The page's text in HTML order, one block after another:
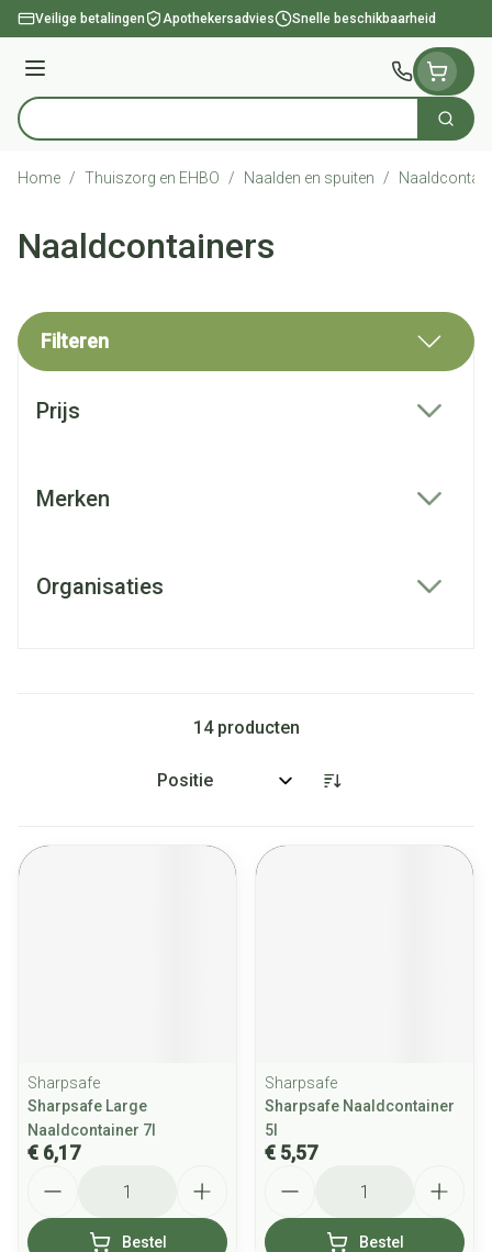
Ga naar de inhoud
Veilige betalingen Apothekersadvies Snelle beschikbaarheid
Menu
Product, merk, categorie... Zoek
Home / Thuiszorg en EHBO / Naalden en spuiten /
Naaldcontainers
Filteren
Prijs
Merken
Organisaties
14producten
Sorteer op:
Sharpsafe
Sharpsafe Large
Naaldcontainer 7l
€ 6,17
Bestel
Sharpsafe
Sharpsafe Naaldcontainer
5l
€ 5,57
Bestel